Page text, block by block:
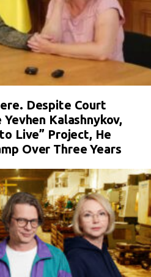
Despite Court
Kalashnykov,
Live” Project, He
Over Three Years